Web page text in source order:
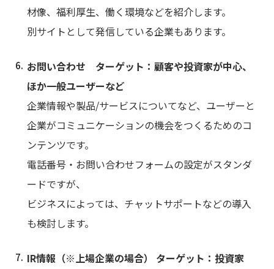
材像、福利厚生、働く環境などを紹介します。
別サイトとして発信している企業もあります。
お問い合わせ ターゲット：顧客や投資家が中心、
ほか一般ユーザーなど
企業情報や製品/サービスについてなど、 ユーザーと
企業がコミュニケーションの機会をつくるためのコ
ンテンツです。
電話番号・お問い合わせフォームの設定がスタンダ
ードですが、
ビジネスによっては、チャットサポートなどの導入
も検討します。
IR情報（※上場企業の場合） ターゲット：投資家